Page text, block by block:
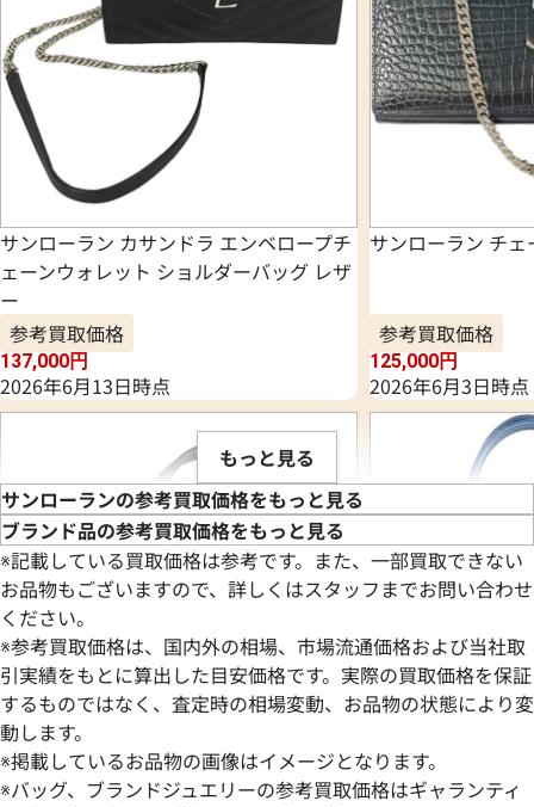
サンローラン カサンドラ エンベロープチ
ェーンウォレット ショルダーバッグ レザ
ー
参考買取価格
137,000円
2026年6月13日時点
サンローラン チ
参考買取価格
125,000円
2026年6月3日時点
サンローラン ベイビーカバス ハンドバッ サンローラン ベ
もっと見る
サンローランの参考買取価格をもっと見る
ブランド品の参考買取価格をもっと見る
※記載している買取価格は参考です。また、一部買取できない
お品物もございますので、詳しくはスタッフまでお問い合わせ
ください。
※参考買取価格は、国内外の相場、市場流通価格および当社取
引実績をもとに算出した目安価格です。実際の買取価格を保証
するものではなく、査定時の相場変動、お品物の状態により変
動します。
※掲載しているお品物の画像はイメージとなります。
※バッグ、ブランドジュエリーの参考買取価格はギャランティ